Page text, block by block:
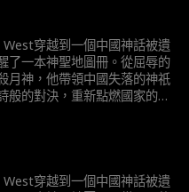
穿越到一個中國神話被遺
了一本神聖地圖冊。從屈辱的
月神，他帶領中國失落的神祇
般的對決，重新點燃國家的命
穿越到一個中國神話被遺